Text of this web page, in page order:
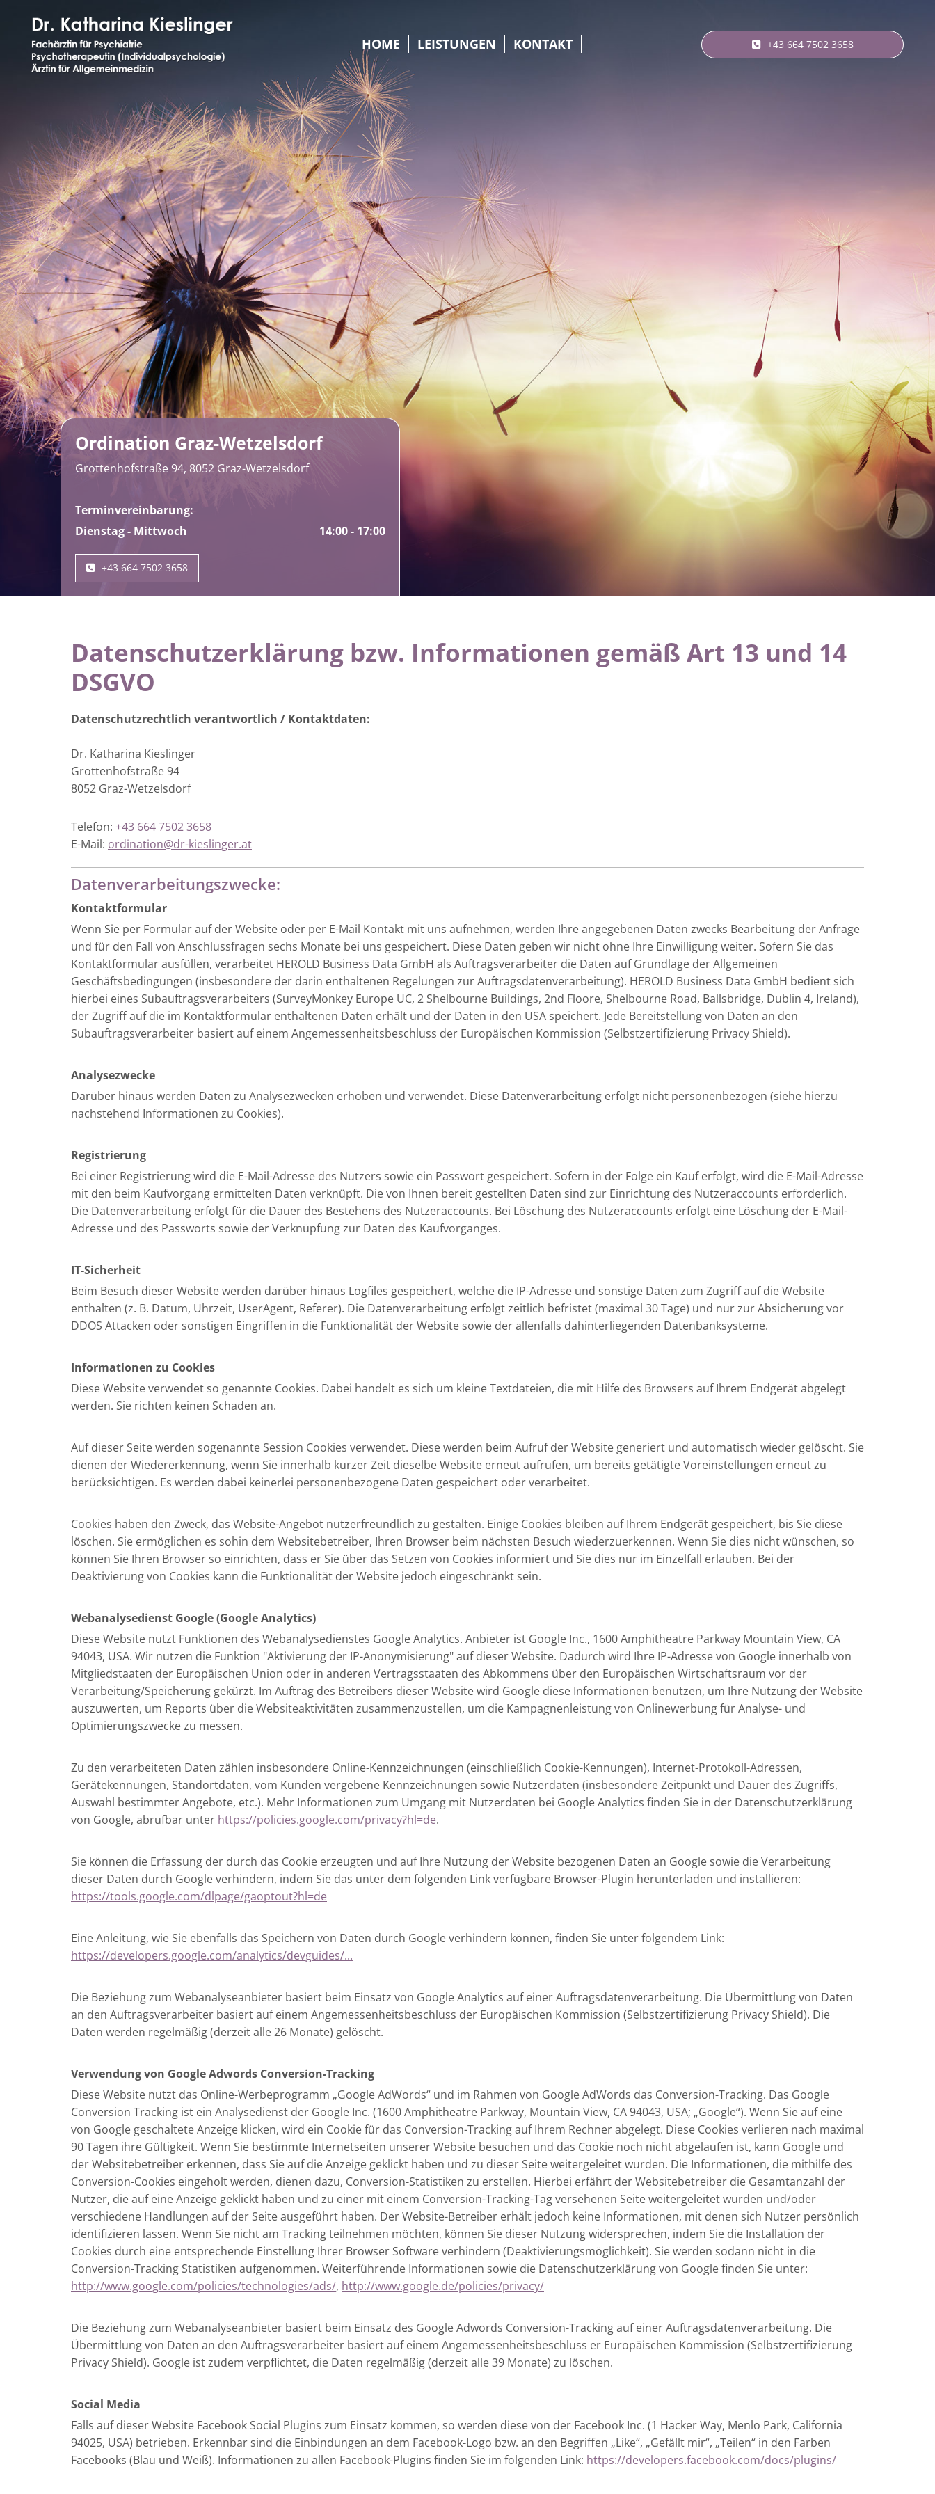
HOME LEISTUNGEN KONTAKT +43 664 7502 3658
Ordination Graz-Wetzelsdorf
Grottenhofstraße 94, 8052 Graz-Wetzelsdorf
Terminvereinbarung:
Dienstag - Mittwoch
14:00 - 17:00
+43 664 7502 3658
Datenschutzerklärung bzw. Informationen gemäß Art 13 und 14
DSGVO
Datenschutzrechtlich verantwortlich / Kontaktdaten:
Dr. Katharina Kieslinger
Grottenhofstraße 94
8052 Graz-Wetzelsdorf
Telefon: +43 664 7502 3658
E-Mail: ordination@dr-kieslinger.at
Datenverarbeitungszwecke:
Kontaktformular
Wenn Sie per Formular auf der Website oder per E-Mail Kontakt mit uns aufnehmen, werden Ihre angegebenen Daten zwecks Bearbeitung der Anfrage
und für den Fall von Anschlussfragen sechs Monate bei uns gespeichert. Diese Daten geben wir nicht ohne Ihre Einwilligung weiter. Sofern Sie das
Kontaktformular ausfüllen, verarbeitet HEROLD Business Data GmbH als Auftragsverarbeiter die Daten auf Grundlage der Allgemeinen
Geschäftsbedingungen (insbesondere der darin enthaltenen Regelungen zur Auftragsdatenverarbeitung). HEROLD Business Data GmbH bedient sich
hierbei eines Subauftragsverarbeiters (SurveyMonkey Europe UC, 2 Shelbourne Buildings, 2nd Floore, Shelbourne Road, Ballsbridge, Dublin 4, Ireland),
der Zugriff auf die im Kontaktformular enthaltenen Daten erhält und der Daten in den USA speichert. Jede Bereitstellung von Daten an den
Subauftragsverarbeiter basiert auf einem Angemessenheitsbeschluss der Europäischen Kommission (Selbstzertifizierung Privacy Shield).
Analysezwecke
Darüber hinaus werden Daten zu Analysezwecken erhoben und verwendet. Diese Datenverarbeitung erfolgt nicht personenbezogen (siehe hierzu
nachstehend Informationen zu Cookies).
Registrierung
Bei einer Registrierung wird die E-Mail-Adresse des Nutzers sowie ein Passwort gespeichert. Sofern in der Folge ein Kauf erfolgt, wird die E-Mail-Adresse
mit den beim Kaufvorgang ermittelten Daten verknüpft. Die von Ihnen bereit gestellten Daten sind zur Einrichtung des Nutzeraccounts erforderlich.
Die Datenverarbeitung erfolgt für die Dauer des Bestehens des Nutzeraccounts. Bei Löschung des Nutzeraccounts erfolgt eine Löschung der E-Mail-
Adresse und des Passworts sowie der Verknüpfung zur Daten des Kaufvorganges.
IT-Sicherheit
Beim Besuch dieser Website werden darüber hinaus Logfiles gespeichert, welche die IP-Adresse und sonstige Daten zum Zugriff auf die Website
enthalten (z. B. Datum, Uhrzeit, UserAgent, Referer). Die Datenverarbeitung erfolgt zeitlich befristet (maximal 30 Tage) und nur zur Absicherung vor
DDOS Attacken oder sonstigen Eingriffen in die Funktionalität der Website sowie der allenfalls dahinterliegenden Datenbanksysteme.
Informationen zu Cookies
Diese Website verwendet so genannte Cookies. Dabei handelt es sich um kleine Textdateien, die mit Hilfe des Browsers auf Ihrem Endgerät abgelegt
werden. Sie richten keinen Schaden an.
Auf dieser Seite werden sogenannte Session Cookies verwendet. Diese werden beim Aufruf der Website generiert und automatisch wieder gelöscht. Sie
dienen der Wiedererkennung, wenn Sie innerhalb kurzer Zeit dieselbe Website erneut aufrufen, um bereits getätigte Voreinstellungen erneut zu
berücksichtigen. Es werden dabei keinerlei personenbezogene Daten gespeichert oder verarbeitet.
Cookies haben den Zweck, das Website-Angebot nutzerfreundlich zu gestalten. Einige Cookies bleiben auf Ihrem Endgerät gespeichert, bis Sie diese
löschen. Sie ermöglichen es sohin dem Websitebetreiber, Ihren Browser beim nächsten Besuch wiederzuerkennen. Wenn Sie dies nicht wünschen, so
können Sie Ihren Browser so einrichten, dass er Sie über das Setzen von Cookies informiert und Sie dies nur im Einzelfall erlauben. Bei der
Deaktivierung von Cookies kann die Funktionalität der Website jedoch eingeschränkt sein.
Webanalysedienst Google (Google Analytics)
Diese Website nutzt Funktionen des Webanalysedienstes Google Analytics. Anbieter ist Google Inc., 1600 Amphitheatre Parkway Mountain View, CA
94043, USA. Wir nutzen die Funktion "Aktivierung der IP-Anonymisierung" auf dieser Website. Dadurch wird Ihre IP-Adresse von Google innerhalb von
Mitgliedstaaten der Europäischen Union oder in anderen Vertragsstaaten des Abkommens über den Europäischen Wirtschaftsraum vor der
Verarbeitung/Speicherung gekürzt. Im Auftrag des Betreibers dieser Website wird Google diese Informationen benutzen, um Ihre Nutzung der Website
auszuwerten, um Reports über die Websiteaktivitäten zusammenzustellen, um die Kampagnenleistung von Onlinewerbung für Analyse- und
Optimierungszwecke zu messen.
Zu den verarbeiteten Daten zählen insbesondere Online-Kennzeichnungen (einschließlich Cookie-Kennungen), Internet-Protokoll-Adressen,
Gerätekennungen, Standortdaten, vom Kunden vergebene Kennzeichnungen sowie Nutzerdaten (insbesondere Zeitpunkt und Dauer des Zugriffs,
Auswahl bestimmter Angebote, etc.). Mehr Informationen zum Umgang mit Nutzerdaten bei Google Analytics finden Sie in der Datenschutzerklärung
von Google, abrufbar unter https://policies.google.com/privacy?hl=de.
Sie können die Erfassung der durch das Cookie erzeugten und auf Ihre Nutzung der Website bezogenen Daten an Google sowie die Verarbeitung
dieser Daten durch Google verhindern, indem Sie das unter dem folgenden Link verfügbare Browser-Plugin herunterladen und installieren:
https://tools.google.com/dlpage/gaoptout?hl=de
Eine Anleitung, wie Sie ebenfalls das Speichern von Daten durch Google verhindern können, finden Sie unter folgendem Link:
https://developers.google.com/analytics/devguides/...
Die Beziehung zum Webanalyseanbieter basiert beim Einsatz von Google Analytics auf einer Auftragsdatenverarbeitung. Die Übermittlung von Daten
an den Auftragsverarbeiter basiert auf einem Angemessenheitsbeschluss der Europäischen Kommission (Selbstzertifizierung Privacy Shield). Die
Daten werden regelmäßig (derzeit alle 26 Monate) gelöscht.
Verwendung von Google Adwords Conversion-Tracking
Diese Website nutzt das Online-Werbeprogramm „Google AdWords“ und im Rahmen von Google AdWords das Conversion-Tracking. Das Google
Conversion Tracking ist ein Analysedienst der Google Inc. (1600 Amphitheatre Parkway, Mountain View, CA 94043, USA; „Google“). Wenn Sie auf eine
von Google geschaltete Anzeige klicken, wird ein Cookie für das Conversion-Tracking auf Ihrem Rechner abgelegt. Diese Cookies verlieren nach maximal
90 Tagen ihre Gültigkeit. Wenn Sie bestimmte Internetseiten unserer Website besuchen und das Cookie noch nicht abgelaufen ist, kann Google und
der Websitebetreiber erkennen, dass Sie auf die Anzeige geklickt haben und zu dieser Seite weitergeleitet wurden. Die Informationen, die mithilfe des
Conversion-Cookies eingeholt werden, dienen dazu, Conversion-Statistiken zu erstellen. Hierbei erfährt der Websitebetreiber die Gesamtanzahl der
Nutzer, die auf eine Anzeige geklickt haben und zu einer mit einem Conversion-Tracking-Tag versehenen Seite weitergeleitet wurden und/oder
verschiedene Handlungen auf der Seite ausgeführt haben. Der Website-Betreiber erhält jedoch keine Informationen, mit denen sich Nutzer persönlich
identifizieren lassen. Wenn Sie nicht am Tracking teilnehmen möchten, können Sie dieser Nutzung widersprechen, indem Sie die Installation der
Cookies durch eine entsprechende Einstellung Ihrer Browser Software verhindern (Deaktivierungsmöglichkeit). Sie werden sodann nicht in die
Conversion-Tracking Statistiken aufgenommen. Weiterführende Informationen sowie die Datenschutzerklärung von Google finden Sie unter:
http://www.google.com/policies/technologies/ads/, http://www.google.de/policies/privacy/
Die Beziehung zum Webanalyseanbieter basiert beim Einsatz des Google Adwords Conversion-Tracking auf einer Auftragsdatenverarbeitung. Die
Übermittlung von Daten an den Auftragsverarbeiter basiert auf einem Angemessenheitsbeschluss er Europäischen Kommission (Selbstzertifizierung
Privacy Shield). Google ist zudem verpflichtet, die Daten regelmäßig (derzeit alle 39 Monate) zu löschen.
Social Media
Falls auf dieser Website Facebook Social Plugins zum Einsatz kommen, so werden diese von der Facebook Inc. (1 Hacker Way, Menlo Park, California
94025, USA) betrieben. Erkennbar sind die Einbindungen an dem Facebook-Logo bzw. an den Begriffen „Like“, „Gefällt mir“, „Teilen“ in den Farben
Facebooks (Blau und Weiß). Informationen zu allen Facebook-Plugins finden Sie im folgenden Link: https://developers.facebook.com/docs/plugins/